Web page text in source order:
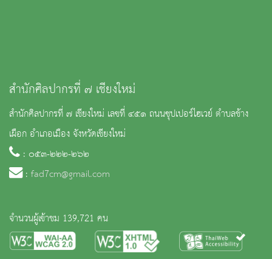
สำนักศิลปากรที่ ๗ เชียงใหม่
สำนักศิลปากรที่ ๗ เชียงใหม่ เลขที่ ๔๕๑ ถนนซุปเปอร์ไฮเวย์ ตำบลช้าง
เผือก อำเภอเมือง จังหวัดเชียงใหม่
: ๐๕๓-๒๒๒-๒๖๒
: fad7cm@gmail.com
จำนวนผู้เข้าชม 139,721 คน